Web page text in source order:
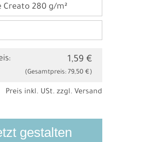
Creato 280 g/m²
1,59 €
(Gesamtpreis: 79,50 €)
Preis inkl. USt. zzgl. Versand
gestalten